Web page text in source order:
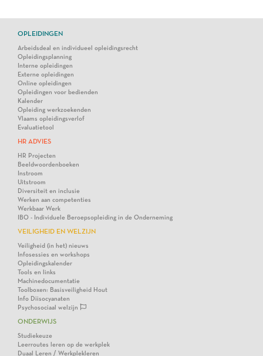
OPLEIDINGEN
Arbeidsdeal en individueel opleidingsrecht
Opleidingsplanning
Interne opleidingen
Externe opleidingen
Online opleidingen
Opleidingen voor bedienden
Kalender
Opleiding werkzoekenden
Vlaams opleidingsverlof
Evaluatietool
HR ADVIES
HR Projecten
Beeldwoordenboeken
Instroom
Uitstroom
Diversiteit en inclusie
Werken aan competenties
Werkbaar Werk
IBO - Individuele Beroepsopleiding in de Onderneming
VEILIGHEID EN WELZIJN
Veiligheid (in het) nieuws
Infosessies en workshops
Opleidingskalender
Tools en links
Machinedocumentatie
Toolboxen: Basisveiligheid Hout
Info Diisocyanaten
Psychosociaal welzijn
ONDERWIJS
Studiekeuze
Leerroutes leren op de werkplek
Duaal Leren / Werkplekleren